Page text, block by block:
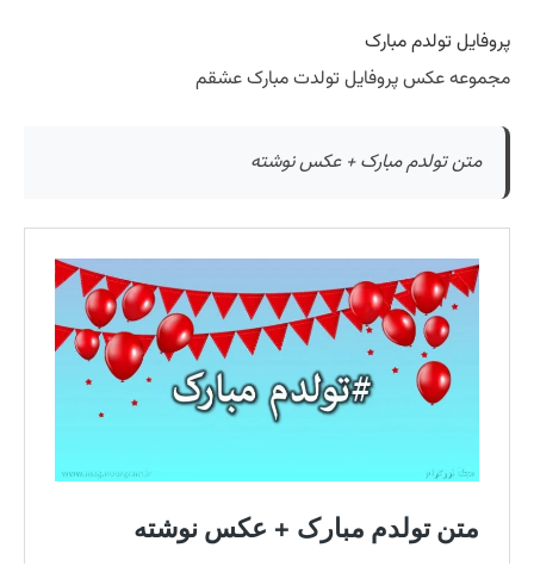
پروفایل تولدم مبارک
مجموعه عکس پروفایل تولدت مبارک عشقم
متن تولدم مبارک + عکس نوشته